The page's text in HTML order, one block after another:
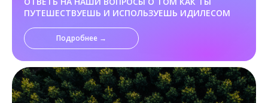
ПУТЕШЕСТВУЕШЬ И ИСПОЛЬЗУЕШЬ ИДИЛЕСОМ
Подробнее →